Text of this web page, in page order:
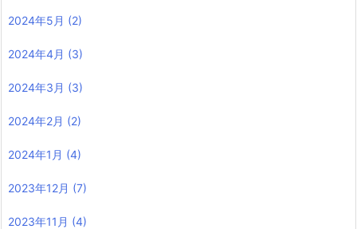
2024年5月 (2)
2024年4月 (3)
2024年3月 (3)
2024年2月 (2)
2024年1月 (4)
2023年12月 (7)
2023年11月 (4)